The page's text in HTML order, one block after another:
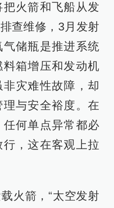
火箭和飞船从发
查维修，3月发射
储瓶是推进系统
箱增压和发动机
灾难性故障，却
与安全裕度。在
何单点异常都必
，这在客观上拉
火箭，“太空发射